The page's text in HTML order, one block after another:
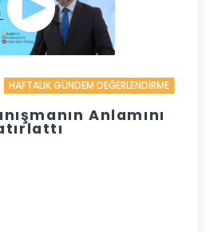
HAFTALIK GÜNDEM DEĞERLENDİRME
Anlamını